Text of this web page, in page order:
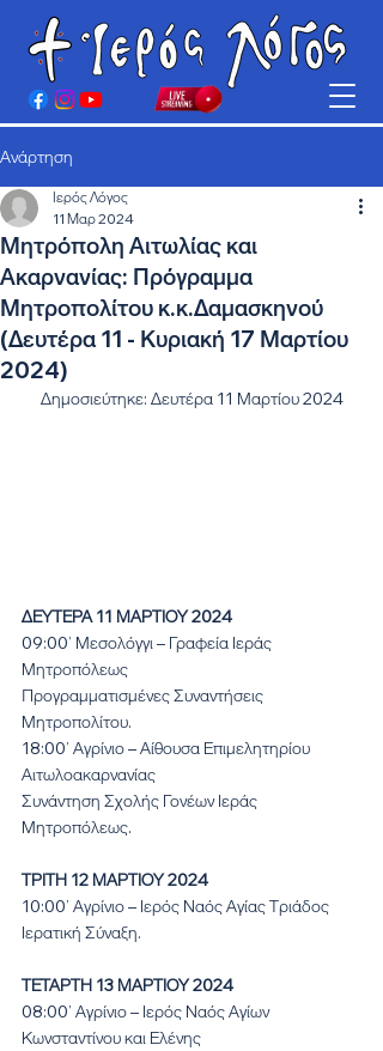
Ανάρτηση
Μητρόπολη Αιτωλίας και
Ακαρνανίας: Πρόγραμμα
Μητροπολίτου κ.κ.Δαμασκηνού
(Δευτέρα 11 - Κυριακή 17 Μαρτίου
2024)
Ιερός Λόγος
11 Μαρ 2024
Δημοσιεύτηκε: Δευτέρα 11 Μαρτίου 2024
ΔΕΥΤΕΡΑ 11 ΜΑΡΤΙΟΥ 2024
09:00’ Μεσολόγγι – Γραφεία Ιεράς
Μητροπόλεως
Προγραμματισμένες Συναντήσεις
Μητροπολίτου.
18:00’ Αγρίνιο – Αίθουσα Επιμελητηρίου
Αιτωλοακαρνανίας
Συνάντηση Σχολής Γονέων Ιεράς
Μητροπόλεως.
ΤΡΙΤΗ 12 ΜΑΡΤΙΟΥ 2024
10:00’ Αγρίνιο – Ιερός Ναός Αγίας Τριάδος
Ιερατική Σύναξη.
ΤΕΤΑΡΤΗ 13 ΜΑΡΤΙΟΥ 2024
08:00’ Αγρίνιο – Ιερός Ναός Αγίων
Κωνσταντίνου και Ελένης